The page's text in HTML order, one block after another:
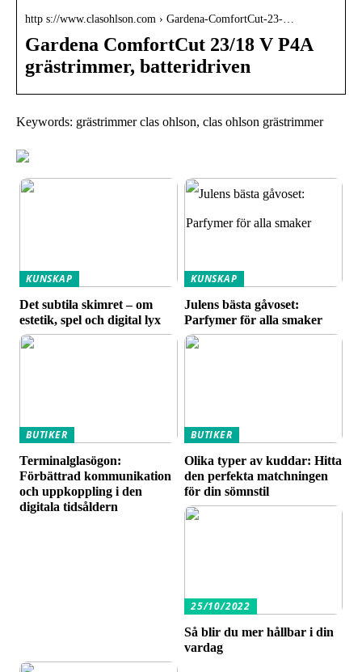
http s://www.clasohlson.com › Gardena-ComfortCut-23-…
Gardena ComfortCut 23/18 V P4A
grästrimmer, batteridriven
Keywords: grästrimmer clas ohlson, clas ohlson grästrimmer
KUNSKAP
Det subtila skimret – om
estetik, spel och digital lyx
KUNSKAP
Julens bästa gåvoset:
Parfymer för alla smaker
BUTIKER
Terminalglasögon:
Förbättrad kommunikation
och uppkoppling i den
digitala tidsåldern
BUTIKER
Olika typer av kuddar: Hitta
den perfekta matchningen
för din sömnstil
25/10/2022
Så blir du mer hållbar i din
vardag